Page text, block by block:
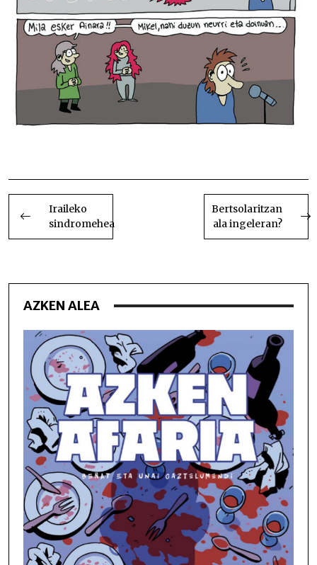
BIDALKETETAN
ZEHAR
NABIGATU
Iraileko
sindromehea
Bertsolaritzan
ala ingeleran?
AZKEN ALEA